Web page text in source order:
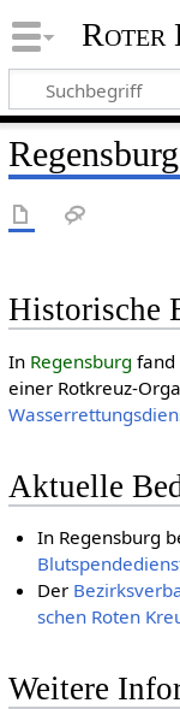
Roter
Regensburg
Historische
In Regensburg fand
einer Rotkreuz-
Aktuelle
In Regensburg
Der
schen Roten
Weitere